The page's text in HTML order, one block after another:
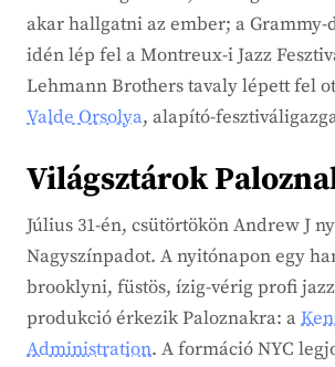
akar hallgatni az ember; a
idén lép fel a Montreux-i Jazz
Lehmann Brothers tavaly lépett fel
Valde Orsolya, alapító-
Világsztárok
Július 31-én, csütörtökön Andrew J
Nagyszínpadot. A nyitónapon egy
brooklyni, füstös, ízig-vérig profi jazz
produkció érkezik Paloznakra: a
Administration. A formáció NYC